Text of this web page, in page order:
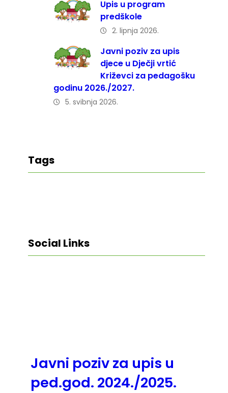
Upis u program
predškole
2. lipnja 2026.
Javni poziv za upis
djece u Dječji vrtić
Križevci za pedagošku
godinu 2026./2027.
5. svibnja 2026.
Tags
Social Links
Javni poziv za upis u
ped.god. 2024./2025.